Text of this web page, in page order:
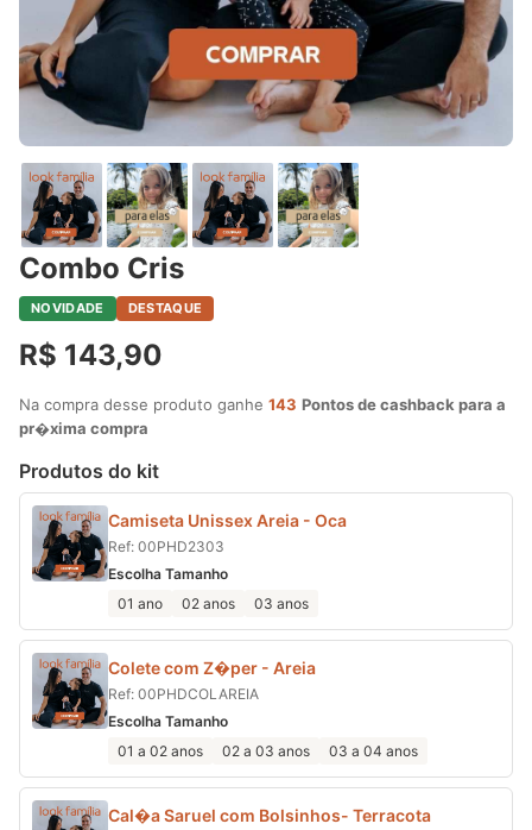
Combo Cris
NOVIDADE DESTAQUE
R$ 143,90
Na compra desse produto ganhe 143 Pontos de cashback para a
pr�xima compra
Produtos do kit
Camiseta Unissex Areia - Oca
Ref: 00PHD2303
Escolha Tamanho
01 ano
02 anos 03 anos
Colete com Z�per - Areia
Ref: 00PHDCOLAREIA
Escolha Tamanho
01 a 02 anos
02 a 03 anos 03 a 04 anos
Cal�a Saruel com Bolsinhos- Terracota